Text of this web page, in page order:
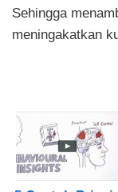
Sehingga
meningakatkan